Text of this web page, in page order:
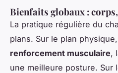
Bienfaits globaux :
La pratique régulière du
plans. Sur le plan
renforcement musculaire,
une meilleure posture. Sur